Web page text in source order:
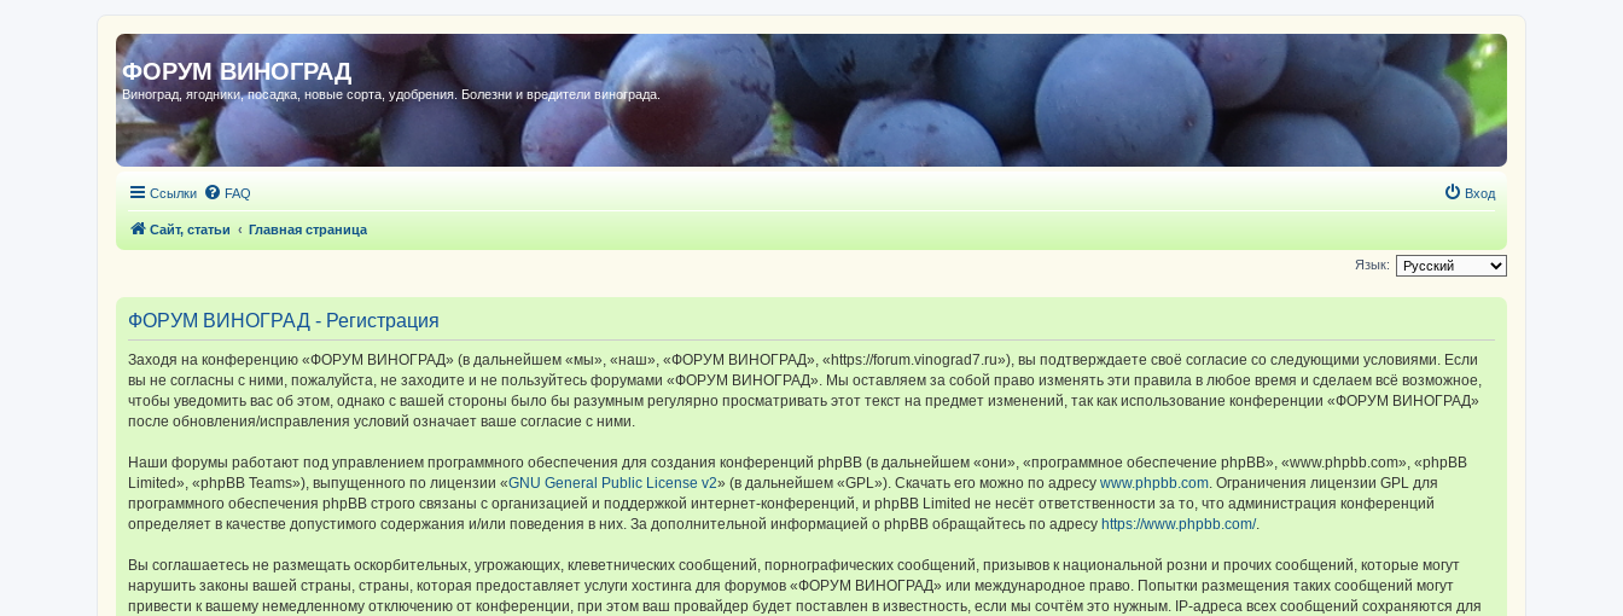
ФОРУМ ВИНОГРАД
Виноград, ягодники, посадка, новые сорта, удобрения. Болезни и вредители винограда.
Ссылки FAQ Вход
Сайт, статьи Главная страница
Язык:
ФОРУМ ВИНОГРАД - Регистрация
Заходя на конференцию «ФОРУМ ВИНОГРАД» (в дальнейшем «мы», «наш», «ФОРУМ ВИНОГРАД», «https://forum.vinograd7.ru»), вы подтверждаете своё согласие со следующими условиями. Если
вы не согласны с ними, пожалуйста, не заходите и не пользуйтесь форумами «ФОРУМ ВИНОГРАД». Мы оставляем за собой право изменять эти правила в любое время и сделаем всё возможное,
чтобы уведомить вас об этом, однако с вашей стороны было бы разумным регулярно просматривать этот текст на предмет изменений, так как использование конференции «ФОРУМ ВИНОГРАД»
после обновления/исправления условий означает ваше согласие с ними.
Наши форумы работают под управлением программного обеспечения для создания конференций phpBB (в дальнейшем «они», «программное обеспечение phpBB», «www.phpbb.com», «phpBB
Limited», «phpBB Teams»), выпущенного по лицензии «GNU General Public License v2» (в дальнейшем «GPL»). Скачать его можно по адресу www.phpbb.com . Ограничения лицензии GPL для
программного обеспечения phpBB строго связаны с организацией и поддержкой интернет-конференций, и phpBB Limited не несёт ответственности за то, что администрация конференций
определяет в качестве допустимого содержания и/или поведения в них. За дополнительной информацией о phpBB обращайтесь по адресу https://www.phpbb.com/.
Вы соглашаетесь не размещать оскорбительных, угрожающих, клеветнических сообщений, порнографических сообщений, призывов к национальной розни и прочих сообщений, которые могут
нарушить законы вашей страны, страны, которая предоставляет услуги хостинга для форумов «ФОРУМ ВИНОГРАД» или международное право. Попытки размещения таких сообщений могут
привести к вашему немедленному отключению от конференции, при этом ваш провайдер будет поставлен в известность, если мы сочтём это нужным. IP-адреса всех сообщений сохраняются для